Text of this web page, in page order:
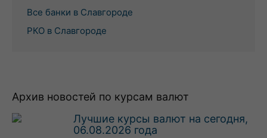
Все банки в Славгороде
РКО в Славгороде
Архив новостей по курсам валют
Лучшие курсы валют на сегодня,
06.08.2026 года